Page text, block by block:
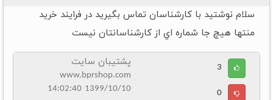
سلام نوشتيد با کارشناسان تماس بگيريد در فرايند خريد
منتها هيچ جا شماره اي از کارشناسانتان نيست
3
0
پشتیبان سایت
www.bprshop.com
1399/10/10 14:02:40